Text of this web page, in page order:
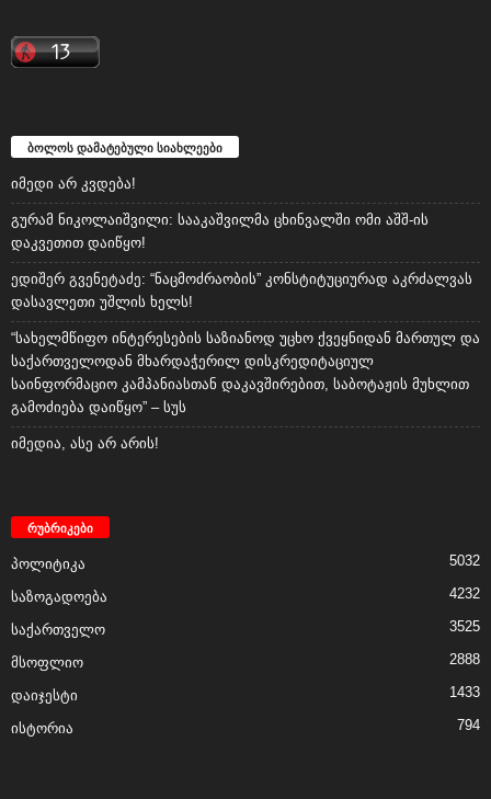
ბოლოს დამატებული სიახლეები
იმედი არ კვდება!
გურამ ნიკოლაიშვილი: სააკაშვილმა ცხინვალში ომი აშშ-ის
დაკვეთით დაიწყო!
ედიშერ გვენეტაძე: “ნაცმოძრაობის” კონსტიტუციურად აკრძალვას
დასავლეთი უშლის ხელს!
“სახელმწიფო ინტერესების საზიანოდ უცხო ქვეყნიდან მართულ და
საქართველოდან მხარდაჭერილ დისკრედიტაციულ
საინფორმაციო კამპანიასთან დაკავშირებით, საბოტაჟის მუხლით
გამოძიება დაიწყო” – სუს
იმედია, ასე არ არის!
რუბრიკები
პოლიტიკა 5032
საზოგადოება 4232
საქართველო 3525
მსოფლიო 2888
დაიჯესტი 1433
ისტორია 794